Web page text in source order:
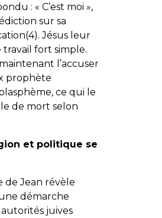
: « C’est moi »,
sur sa
Jésus leur
fort simple.
l’accuser
prophète
ce qui le
de mort selon
et politique se
de Jean révèle
démarche
juives